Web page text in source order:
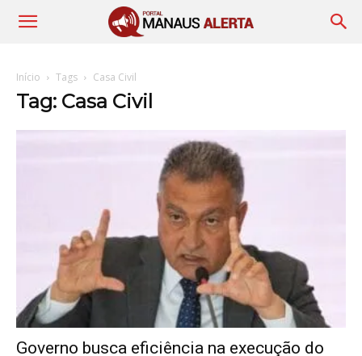
Início Tags Casa Civil
Tag: Casa Civil
Governo busca eficiência na execução do